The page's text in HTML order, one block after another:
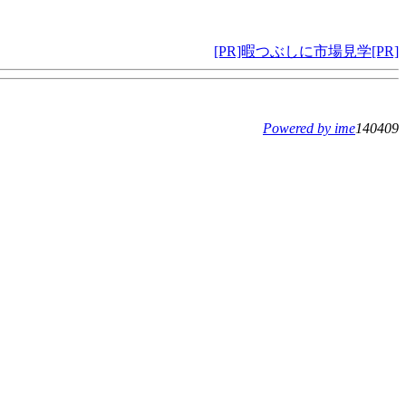
[PR]暇つぶしに市場見学[PR]
Powered by ime140409